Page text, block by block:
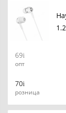
69
опт
70
розница